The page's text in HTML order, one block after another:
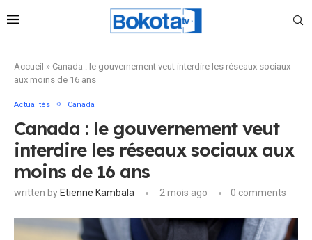
Accueil » Canada : le gouvernement veut interdire les réseaux sociaux
aux moins de 16 ans
Actualités Canada
Canada : le gouvernement veut
interdire les réseaux sociaux aux
moins de 16 ans
written by Etienne Kambala 2 mois ago 0 comments